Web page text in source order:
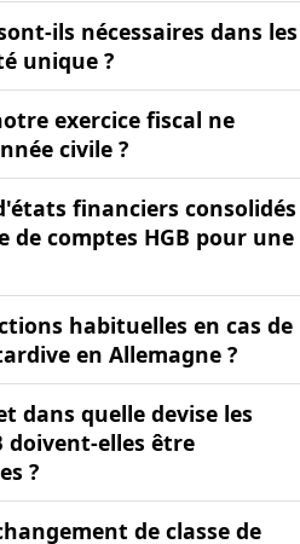
ils nécessaires dans les
unique ?
exercice fiscal ne
civile ?
financiers consolidés
de comptes HGB pour une
habituelles en cas de
en Allemagne ?
dans quelle devise les
doivent-elles être
?
de classe de